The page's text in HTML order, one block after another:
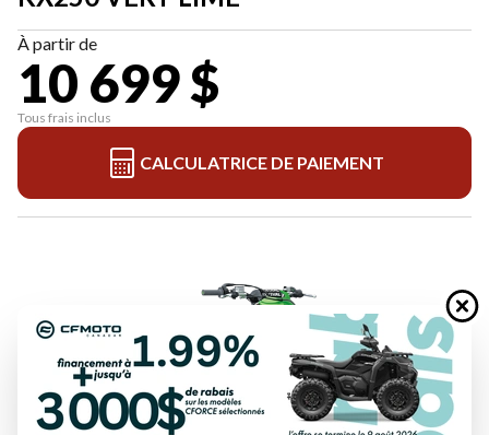
À partir de
10 699 $
Tous frais inclus
CALCULATRICE DE PAIEMENT